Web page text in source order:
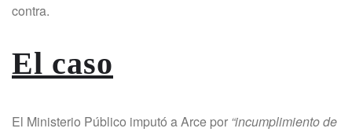
contra.
El caso
El Ministerio Público imputó a Arce por “incumplimiento de